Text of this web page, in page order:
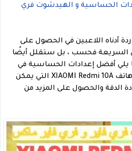
الحساسية و الهيدشوت فري
أدناه اللاعبين في الحصول على
السريعة فحسب ، بل ستقلل أيضًا
يلي أفضل إعدادات الحساسية في
فري فاير Free Fire على هاتف XIAOMI Redmi 10A التي يمكن
الدقة والحصول على المزيد من